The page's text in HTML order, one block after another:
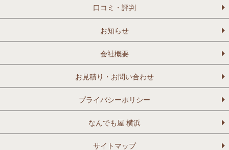
口コミ・評判
お知らせ
会社概要
お見積り・お問い合わせ
プライバシーポリシー
なんでも屋 横浜
サイトマップ